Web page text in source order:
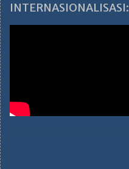
INTERNASIONALISASI: